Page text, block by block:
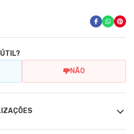
NÃO